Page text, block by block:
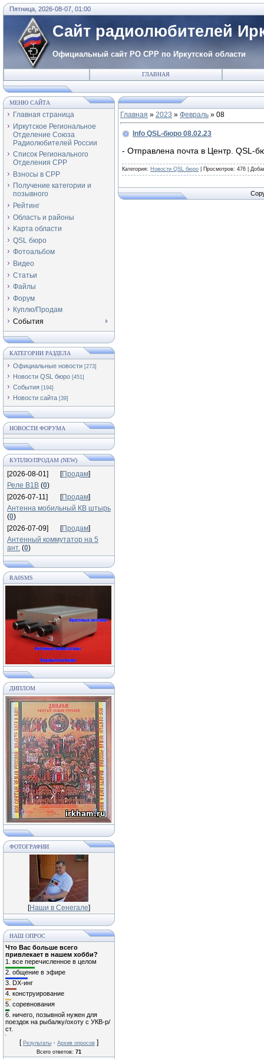
Пятница, 2026-08-07, 01:00
Сайт радиолюбителей
Официальный сайт РО СРР по Иркутской области
ГЛАВНАЯ
МЕНЮ САЙТА
Главная страница
Иркутское Региональное
Отделение Союза
Радиолюбителей России
Список Регионального
Отделения СРР
Взносы в СРР
Получение категории и
позывного
Рейтинг
Область и районы
Карта области
QSL бюро
Фотоальбом
Видео
Статьи
Файлы
Форум
Куплю/Продам
События
КАТЕГОРИИ РАЗДЕЛА
Официальные новости [273]
Новости QSL бюро [451]
События [194]
Новости сайта [39]
НОВОСТИ ФОРУМА
КУПЛЮ/ПРОДАМ (NEW)
[2026-08-01] [Продам]
Реле В1В (0)
[2026-07-11]
[Продам]
Антенна мобильный КВ штырь
(0)
[2026-07-09]
[Продам]
Антенный коммутатор на 5
ант. (0)
RA0SMS
ДИПЛОМ
ФОТОГРАФИИ
[Наши в Сенегале]
НАШ ОПРОС
Что Вас больше всего
привлекает в нашем хобби?
1. все перечисленное в целом
2. общение в эфире
3. DX-инг
4. конструирование
5. соревнования
6. ничего, позывной нужен для
поездок на рыбалку/охоту с УКВ-р/
ст.
[ Результаты · Архив опросов ]
Всего ответов: 71
Главная » 2023 » Февраль » 08
Info QSL-бюро 08.02.23
- Отправлена почта в Центр. QSL-
Категория: Новости QSL бюро Просмотров: 476